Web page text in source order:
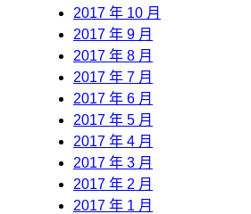
2017 年 10 月
2017 年 9 月
2017 年 8 月
2017 年 7 月
2017 年 6 月
2017 年 5 月
2017 年 4 月
2017 年 3 月
2017 年 2 月
2017 年 1 月